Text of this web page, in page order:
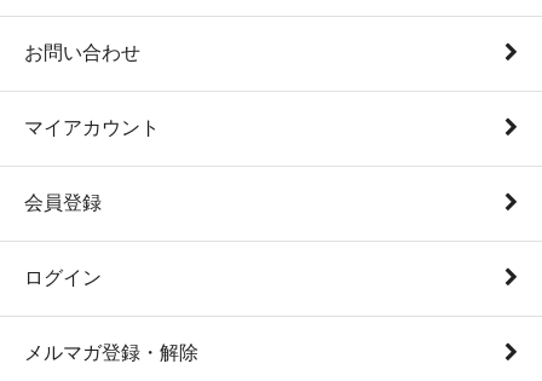
お問い合わせ
マイアカウント
会員登録
ログイン
メルマガ登録・解除